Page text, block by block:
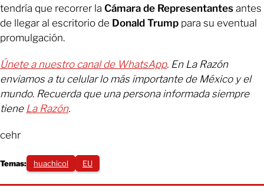
tendría que recorrer la Cámara de Representantes antes
de llegar al escritorio de Donald Trump para su eventual
promulgación.
Únete a nuestro canal de WhatsApp. En La Razón
enviamos a tu celular lo más importante de México y el
mundo. Recuerda que una persona informada siempre
tiene La Razón.
cehr
Temas: huachicol EU